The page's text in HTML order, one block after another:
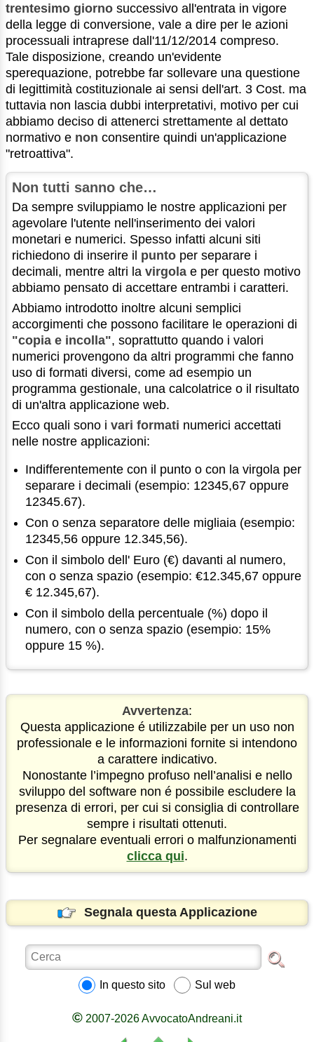
trentesimo giorno successivo all'entrata in vigore
della legge di conversione, vale a dire per le azioni
processuali intraprese dall'11/12/2014 compreso.
Tale disposizione, creando un'evidente
sperequazione, potrebbe far sollevare una questione
di legittimità costituzionale ai sensi dell'art. 3 Cost. ma
tuttavia non lascia dubbi interpretativi, motivo per cui
abbiamo deciso di attenerci strettamente al dettato
normativo e non consentire quindi un'applicazione
"retroattiva".
Non tutti sanno che…
Da sempre sviluppiamo le nostre applicazioni per
agevolare l'utente nell'inserimento dei valori
monetari e numerici. Spesso infatti alcuni siti
richiedono di inserire il punto per separare i
decimali, mentre altri la virgola e per questo motivo
abbiamo pensato di accettare entrambi i caratteri.
Abbiamo introdotto inoltre alcuni semplici
accorgimenti che possono facilitare le operazioni di
"copia e incolla", soprattutto quando i valori
numerici provengono da altri programmi che fanno
uso di formati diversi, come ad esempio un
programma gestionale, una calcolatrice o il risultato
di un'altra applicazione web.
Ecco quali sono i vari formati numerici accettati
nelle nostre applicazioni:
Indifferentemente con il punto o con la virgola per
separare i decimali (esempio: 12345,67 oppure
12345.67).
Con o senza separatore delle migliaia (esempio:
12345,56 oppure 12.345,56).
Con il simbolo dell' Euro (€) davanti al numero,
con o senza spazio (esempio: €12.345,67 oppure
€ 12.345,67).
Con il simbolo della percentuale (%) dopo il
numero, con o senza spazio (esempio: 15%
oppure 15 %).
Avvertenza:
Questa applicazione é utilizzabile per un uso non
professionale e le informazioni fornite si intendono
a carattere indicativo.
Nonostante l’impegno profuso nell’analisi e nello
sviluppo del software non é possibile escludere la
presenza di errori, per cui si consiglia di controllare
sempre i risultati ottenuti.
Per segnalare eventuali errori o malfunzionamenti
clicca qui.
Segnala questa Applicazione
In questo sito Sul web
© 2007-2026 AvvocatoAndreani.it